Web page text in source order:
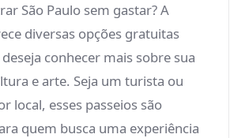
São Paulo sem gastar? A
diversas opções gratuitas
conhecer mais sobre sua
e arte. Seja um turista ou
local, esses passeios são
quem busca uma experiência